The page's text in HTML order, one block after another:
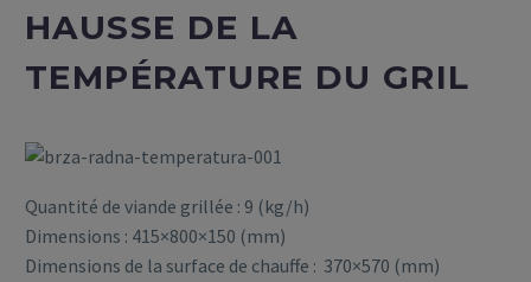
HAUSSE DE LA
TEMPÉRATURE DU GRIL
Quantité de viande grillée : 9 (kg/h)
Dimensions : 415×800×150 (mm)
Dimensions de la surface de chauffe : 370×570 (mm)